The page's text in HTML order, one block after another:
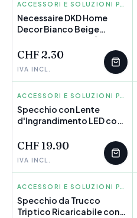
DKD HOME DECOR
POCHI PEZZI
ACCESSORI E SOLUZIONI PER ORGANIZZARE
Necessaire DKD Home
Decor Bianco Beige
Multicolore (2 Unità)
CHF 2.30
IVA INCL.
INNOVAGOODS ACCESSORI E SOLUZIONI PER ORGANIZZARE
Specchio con Lente
d'Ingrandimento LED con
Ventosa Mizoom
InnovaGoods IG814786
CHF 19.90
IVA INCL.
INNOVAGOODS
POCHI PEZZI
ACCESSORI E SOLUZIONI PER ORGANIZZARE
Specchio da Trucco
Triptico Ricaricabile con